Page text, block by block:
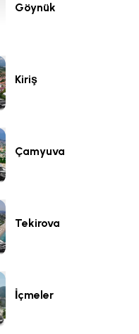
Göynük
Kiriş
Çamyuva
Tekirova
İçmeler